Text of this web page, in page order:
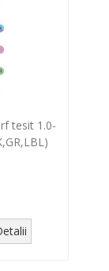
tesit 1.0-